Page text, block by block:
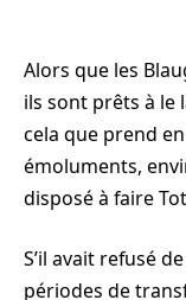
Alors que les
ils sont prêts à
cela que prend
émoluments,
disposé à faire
S’il avait refusé
périodes de